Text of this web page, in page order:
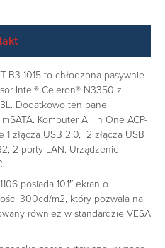
B3-1015 to chłodzona pasywnie
Intel® Celeron® N3350 z
Dodatkowo ten panel
Komputer All in One ACP-
1 złącza USB 2.0, 2 złącza USB
2 porty LAN. Urządzenie
posiada 10.1″ ekran o
300cd/m2, który pozwala na
również w standardzie VESA